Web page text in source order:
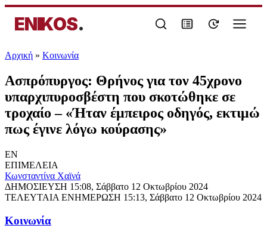
ENIKOS.
Αρχική » Κοινωνία
Ασπρόπυργος: Θρήνος για τον 45χρονο
υπαρχιπυροσβέστη που σκοτώθηκε σε
τροχαίο – «Ήταν έμπειρος οδηγός, εκτιμώ
πως έγινε λόγω κούρασης»
EN
ΕΠΙΜΕΛΕΙΑ
Κωνσταντίνα Χαϊνά
ΔΗΜΟΣΙΕΥΣΗ 15:08, Σάββατο 12 Οκτωβρίου 2024
ΤΕΛΕΥΤΑΙΑ ΕΝΗΜΕΡΩΣΗ 15:13, Σάββατο 12 Οκτωβρίου 2024
Κοινωνία